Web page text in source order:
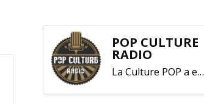
POP CULTURE
RADIO
La Culture POP a enfin trouvé sa RADIO !